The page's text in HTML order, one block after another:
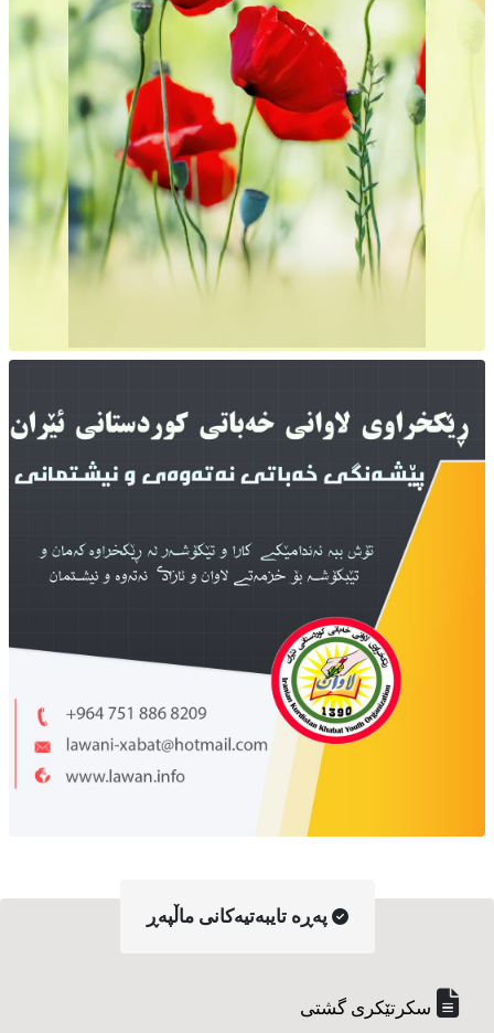
په‌ڕه‌ تایبه‌تیه‌کانی ماڵپه‌ڕ
سکرتێکری گشتی